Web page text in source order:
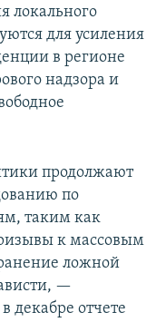
локального
для усиления
в регионе
надзора и
продолжают
по
таким как
к массовым
ложной
—
в декабре отчете